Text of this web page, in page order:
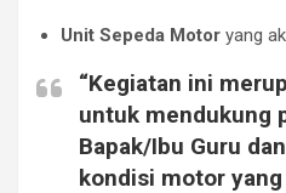
Unit Sepeda Motor yang
“Kegiatan ini
untuk mendukung
Bapak/Ibu Guru
kondisi motor